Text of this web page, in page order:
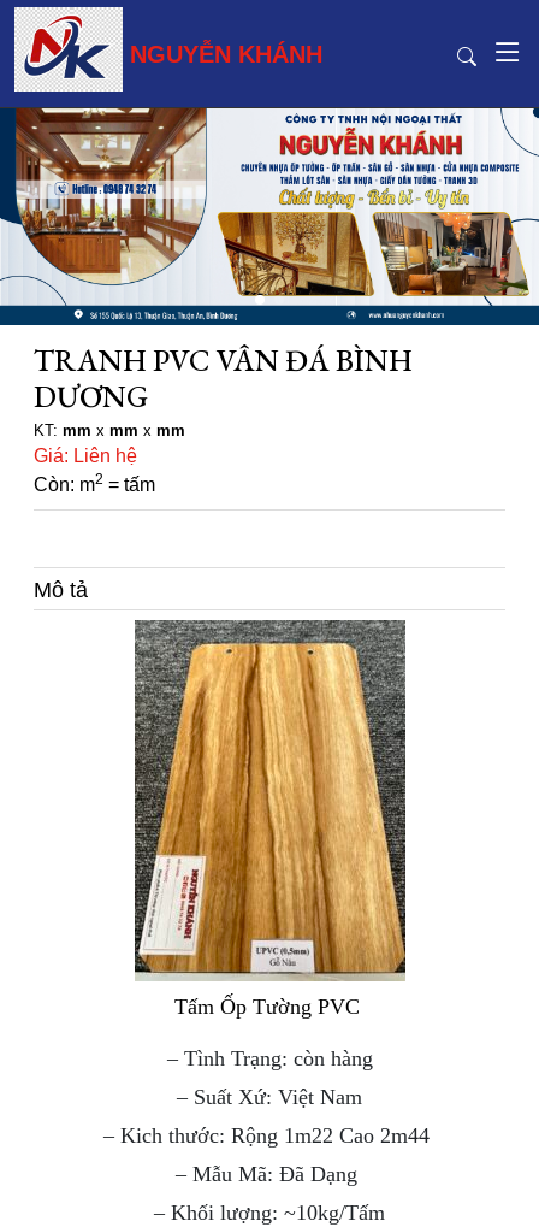
NGUYỄN KHÁNH
TRANH PVC VÂN ĐÁ BÌNH
DƯƠNG
KT: mm x mm x mm
Giá: Liên hệ
Còn: m2 = tấm
Mô tả
Tấm Ốp Tường PVC
– Tình Trạng: còn hàng
– Suất Xứ: Việt Nam
– Kich thước: Rộng 1m22 Cao 2m44
– Mẫu Mã: Đã Dạng
– Khối lượng: ~10kg/Tấm